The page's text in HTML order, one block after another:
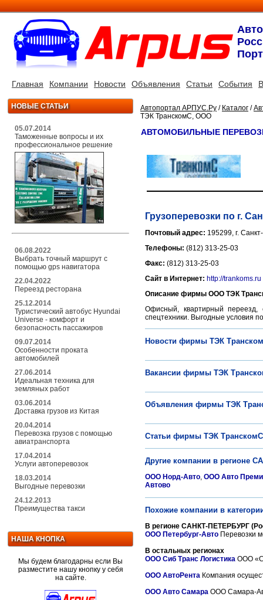
Главная Компании Новости Объявления Статьи События
НОВЫЕ СТАТЬИ
05.07.2014
Таможенные вопросы и их
профессиональное решение
06.08.2022
Выбрать точный маршрут с
помощью gps навигатора
22.04.2022
Переезд ресторана
25.12.2014
Туристический автобус Hyundai
Universe - комфорт и
безопасность пассажиров
09.07.2014
Особенности проката
автомобилей
27.06.2014
Идеальная техника для
земляных работ
03.06.2014
Доставка грузов из Китая
20.04.2014
Перевозка грузов с помощью
авиатранспорта
17.04.2014
Услуги автоперевозок
18.03.2014
Выгодные перевозки
24.12.2013
Преимущества такси
НАША КНОПКА
Мы будем благодарны если Вы
разместите нашу кнопку у себя
на сайте.
Автопортал АРПУС.Ру / Каталог /
ТЭК ТранскомС, ООО
АВТОМОБИЛЬНЫЕ
Грузоперевозки по г.
Почтовый адрес: 195299, г.
Телефоны: (812) 313-25-03
Факс: (812) 313-25-03
Сайт в Интернет: http://trankoms.ru
Описание фирмы ООО ТЭК
Офисный, квартирный переезд,
спецтехники. Выгодные условия
Новости фирмы ТЭК
Вакансии фирмы ТЭК
Объявления фирмы ТЭК
Статьи фирмы ТЭК ТранскомС
Другие компании в регионе
ООО Норд-Авто, ООО Авто
Автово
Похожие компании в
В регионе САНКТ-ПЕТЕРБУРГ
ООО Петербург-Авто Перевозки
В остальных регионах
ООО Сиб Транс Логистика ООО
ООО АвтоРента Компания
ООО Авто Самара ООО Самара-